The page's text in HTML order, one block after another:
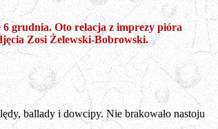
grudnia. Oto relacja z imprezy pióra
Zosi Żelewski-Bobrowski.
ballady i dowcipy. Nie brakowało nastoju